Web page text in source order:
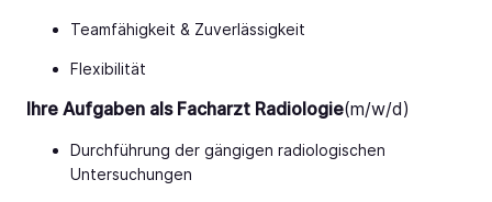
Teamfähigkeit & Zuverlässigkeit
Flexibilität
Ihre Aufgaben als Facharzt Radiologie(m/w/d)
Durchführung der gängigen radiologischen
Untersuchungen